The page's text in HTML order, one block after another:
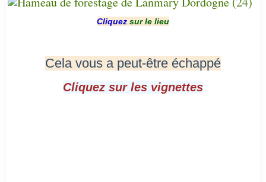
Cliquez sur le lieu
Cela vous a peut-être échappé
Cliquez sur les vignettes